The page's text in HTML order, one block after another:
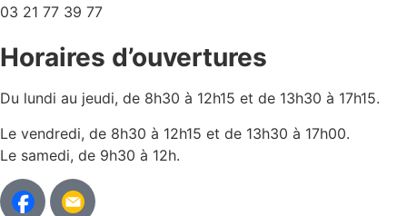
03 21 77 39 77
Horaires d’ouvertures
Du lundi au jeudi, de 8h30 à 12h15 et de 13h30 à 17h15.
Le vendredi, de 8h30 à 12h15 et de 13h30 à 17h00.
Le samedi, de 9h30 à 12h.